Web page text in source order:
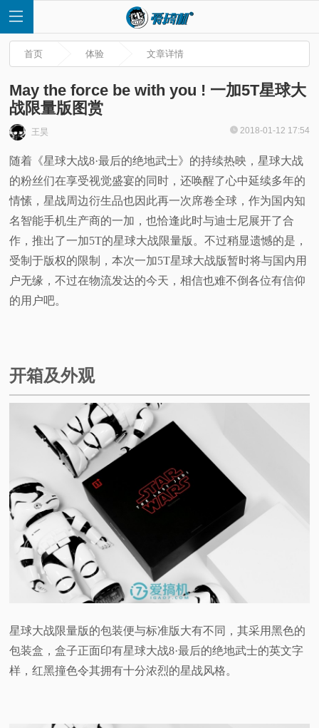
首
页
快
讯
测
频
体
验
首页 体验 文章详情
May the force be with you ! 一加5T星球大
战限量版图赏
王昊 2018-01-12 17:54
随着《星球大战8·最后的绝地武士》的持续热映，星球大战
的粉丝们在享受视觉盛宴的同时，还唤醒了心中延续多年的
情愫，星战周边衍生品也因此再一次席卷全球，作为国内知
名智能手机生产商的一加，也恰逢此时与迪士尼展开了合
作，推出了一加5T的星球大战限量版。不过稍显遗憾的是，
受制于版权的限制，本次一加5T星球大战版暂时将与国内用
户无缘，不过在物流发达的今天，相信也难不倒各位有信仰
的用户吧。
开箱及外观
星球大战限量版的包装便与标准版大有不同，其采用黑色的
包装盒，盒子正面印有星球大战8·最后的绝地武士的英文字
样，红黑撞色令其拥有十分浓烈的星战风格。